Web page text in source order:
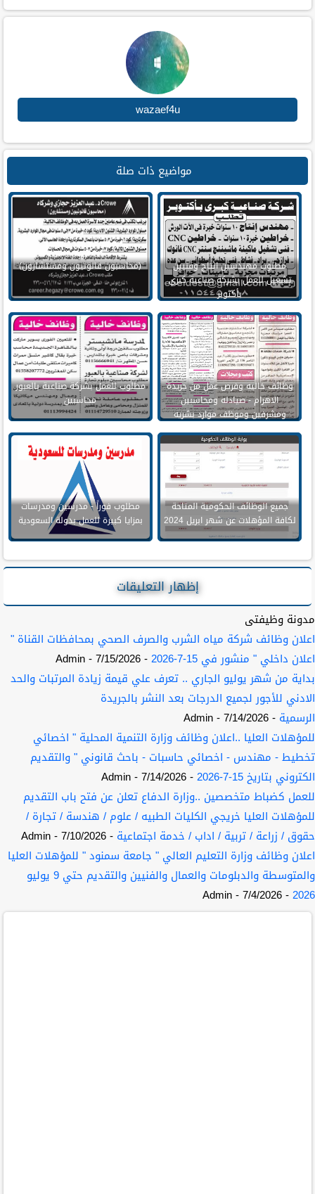
المهنية" برواتب تصل ٤٠٠٠ جنيه
wazaef4u
مواضيع ذات صلة
مطلوب مهندسين انتاج وفنيين
تشغيل للعمل بشركة صناعية كبري
بأكتوبر
(محاسبون قانونيون ومستشارون)
وظائف خاليه وفرص عمل من جريدة
الاهرام - صيادله ومحاسبين
ومشرفين وموظف موارد بشريه
مطلوب للعمل بشركة صناعية بالعبور
محاسبين
جميع الوظائف الحكومية المتاحة
لكافة المؤهلات عن شهر ابريل 2024
مطلوب فوراً - مدرسين ومدرسات
بمزايا كبيرة للعمل بدولة السعودية
إظهار التعليقات
مدونة وظيفتى
اعلان وظائف شركة مياه الشرب والصرف الصحي بمحافظات القناة "
اعلان داخلي " منشور في 15-7-2026
- 7/15/2026
- Admin
بداية من شهر يوليو الجاري .. تعرف علي قيمة زيادة المرتبات والحد
الادني للأجور لجميع الدرجات بعد النشر بالجريدة
الرسمية - 7/14/2026
- Admin
للمؤهلات العليا ..اعلان وظائف وزارة التنمية المحلية " اخصائي
تخطيط - مهندس - اخصائي حاسبات - باحث قانوني " والتقديم
الكتروني بتاريخ 15-7-2026
- 7/14/2026
- Admin
للعمل كضباط متخصصين ..وزارة الدفاع تعلن عن فتح باب التقديم
للمؤهلات العليا خريجي الكليات الطبيه / علوم / هندسة / تجارة /
حقوق / زراعة / تربية / اداب / خدمة اجتماعية - 7/10/2026
- Admin
اعلان وظائف وزارة التعليم العالي " جامعة سمنود " للمؤهلات العليا
والمتوسطة والدبلومات والعمال والفنيين والتقديم حتي 9 يوليو
2026
- 7/4/2026
- Admin